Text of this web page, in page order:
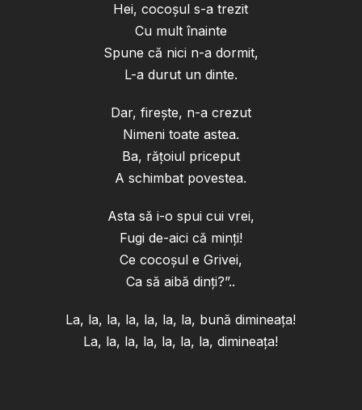
Hei, cocoșul s-a trezit
Cu mult înainte
Spune că nici n-a dormit,
L-a durut un dinte.
Dar, firește, n-a crezut
Nimeni toate astea.
Ba, rățoiul priceput
A schimbat povestea.
Asta să i-o spui cui vrei,
Fugi de-aici că minți!
Ce cocoșul e Grivei,
Ca să aibă dinți?”..
La, la, la, la, la, la, la, bună dimineața!
La, la, la, la, la, la, la, dimineața!